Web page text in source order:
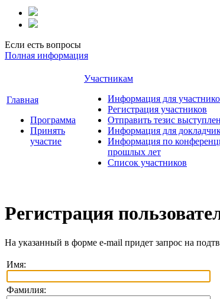
Если есть вопросы
Полная информация
Главная
Программа
Принять
участие
Участникам
Информация для
Регистрация участников
Отправить тезис
Информация для
Информация по
прошлых лет
Список участников
Регистрация
На указанный в форме e-mail придет запрос на
Имя:
Фамилия: